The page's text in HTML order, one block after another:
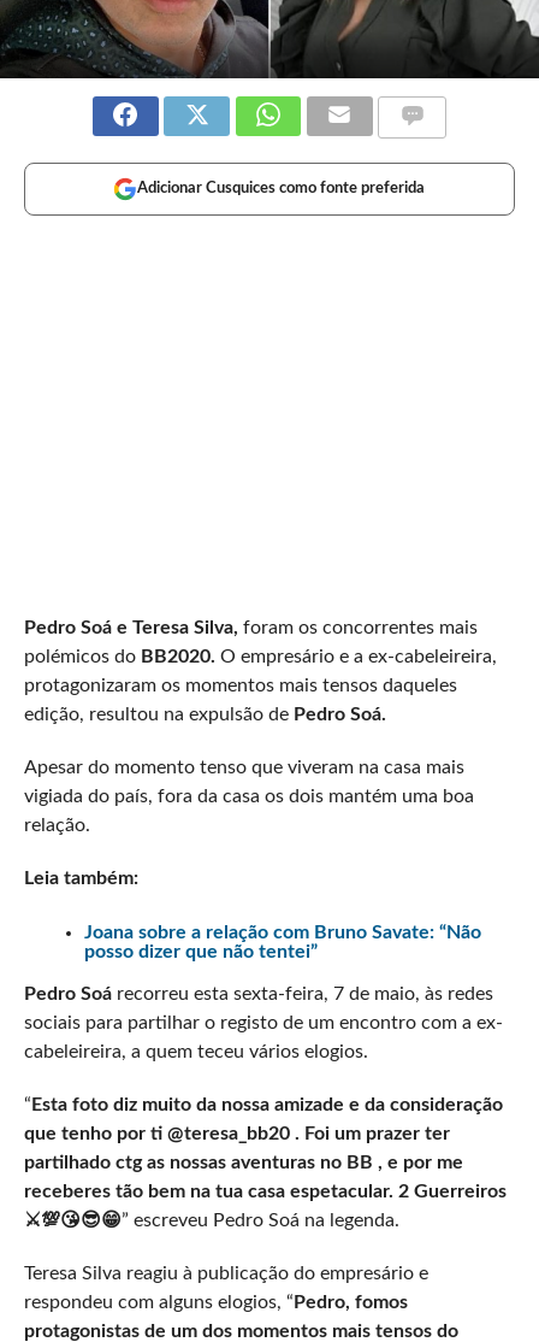
Adicionar Cusquices como fonte preferida
Pedro Soá e Teresa Silva, foram os concorrentes mais
polémicos do BB2020. O empresário e a ex-cabeleireira,
protagonizaram os momentos mais tensos daqueles
edição, resultou na expulsão de Pedro Soá.
Apesar do momento tenso que viveram na casa mais
vigiada do país, fora da casa os dois mantém uma boa
relação.
Leia também:
Joana sobre a relação com Bruno Savate: “Não
posso dizer que não tentei”
Pedro Soá recorreu esta sexta-feira, 7 de maio, às redes
sociais para partilhar o registo de um encontro com a ex-
cabeleireira, a quem teceu vários elogios.
“ Esta foto diz muito da nossa amizade e da consideração
que tenho por ti @teresa_bb20 . Foi um prazer ter
partilhado ctg as nossas aventuras no BB , e por me
receberes tão bem na tua casa espetacular. 2 Guerreiros
⚔️💯😘😎😁” escreveu Pedro Soá na legenda.
Teresa Silva reagiu à publicação do empresário e
respondeu com alguns elogios, “ Pedro, fomos
protagonistas de um dos momentos mais tensos do